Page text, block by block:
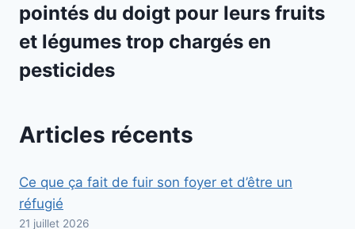
pointés du doigt pour leurs fruits
et légumes trop chargés en
pesticides
Articles récents
Ce que ça fait de fuir son foyer et d’être un
réfugié
21 juillet 2026